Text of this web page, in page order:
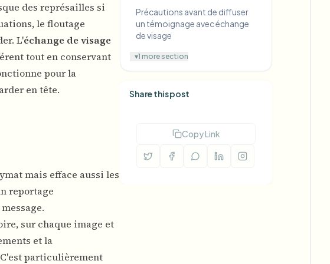
des représailles si
le floutage
L'échange de visage
tout en conservant
pour la
en tête.
mais efface aussi les
reportage
sur chaque image et
et la
particulièrement
Précautions avant de diffuser
un témoignage avec échange
de visage
▾1 more section
Share this post
Copy Link